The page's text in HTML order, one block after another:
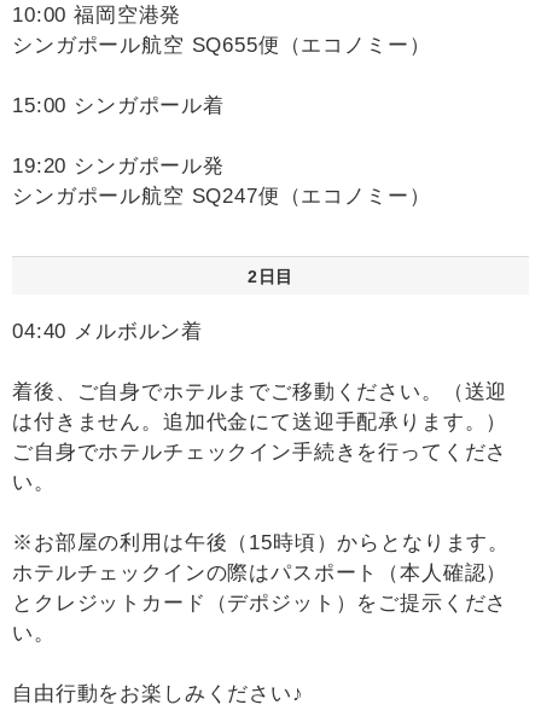
10:00 福岡空港発
シンガポール航空 SQ655便（エコノミー）
15:00 シンガポール着
19:20 シンガポール発
シンガポール航空 SQ247便（エコノミー）
2日目
04:40 メルボルン着
着後、ご自身でホテルまでご移動ください。（送迎
は付きません。追加代金にて送迎手配承ります。）
ご自身でホテルチェックイン手続きを行ってくださ
い。
※お部屋の利用は午後（15時頃）からとなります。
ホテルチェックインの際はパスポート（本人確認）
とクレジットカード（デポジット）をご提示くださ
い。
自由行動をお楽しみください♪